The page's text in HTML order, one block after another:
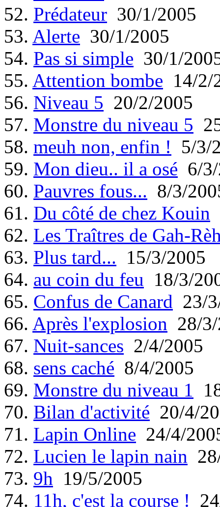
52. Prédateur 30/1/2005
53. Alerte 30/1/2005
54. Pas si simple 30/1/
55. Attention bombe 14/2/
56. Niveau 5 20/2/2005
57. Monstre du niveau 5
58. meuh non, enfin ! 5/3/
59. Mon dieu.. il a osé 6/
60. Pauvres fous... 8/3/
61. Du côté de chez Kouin
62. Les Traîtres de Gah-
63. Plus tard... 15/3/2005
64. au coin du feu 18/3/
65. Confus de Canard 23/
66. Après l'explosion 28/
67. Nuit-sances 2/4/2005
68. sens caché 8/4/2005
69. Monstre du niveau 1
70. Bilan d'activité 20/4/
71. Lapin Online 24/4/
72. Lucien le lapin nain
73. 9h 19/5/2005
74. 11h, c'est la course !